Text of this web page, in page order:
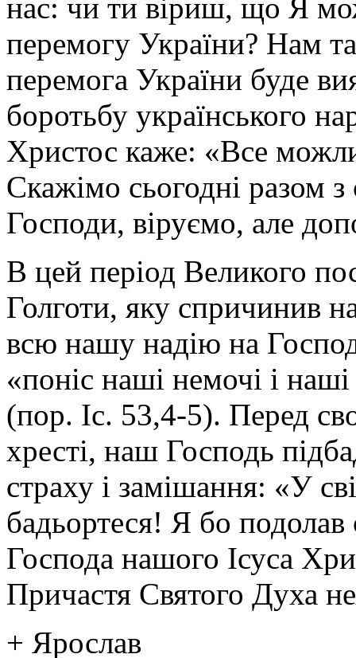
нас: чи ти віриш, що Я
перемогу України? Нам
перемога України буде
боротьбу українського
Христос каже: «Все
Скажімо сьогодні разом
Господи, віруємо, але
В цей період Великого
Голготи, яку спричинив
всю нашу надію на
«поніс наші немочі і
(пор. Іс. 53,4-5). Перед
хресті, наш Господь
страху і замішання: «У
бадьортеся! Я бо
Господа нашого Ісуса
Причастя Святого Духа
+ Ярослав